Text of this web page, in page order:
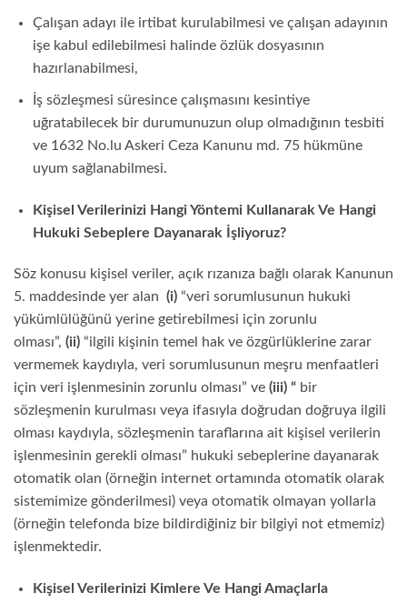
Çalışan adayı ile irtibat kurulabilmesi ve çalışan adayının
işe kabul edilebilmesi halinde özlük dosyasının
hazırlanabilmesi,
İş sözleşmesi süresince çalışmasını kesintiye
uğratabilecek bir durumunuzun olup olmadığının tesbiti
ve 1632 No.lu Askeri Ceza Kanunu md. 75 hükmüne
uyum sağlanabilmesi.
Kişisel Verilerinizi Hangi Yöntemi Kullanarak Ve Hangi
Hukuki Sebeplere Dayanarak İşliyoruz?
Söz konusu kişisel veriler, açık rızanıza bağlı olarak Kanunun
5. maddesinde yer alan (i) “veri sorumlusunun hukuki
yükümlülüğünü yerine getirebilmesi için zorunlu
olması”, (ii) “ilgili kişinin temel hak ve özgürlüklerine zarar
vermemek kaydıyla, veri sorumlusunun meşru menfaatleri
için veri işlenmesinin zorunlu olması” ve (iii) “ bir
sözleşmenin kurulması veya ifasıyla doğrudan doğruya ilgili
olması kaydıyla, sözleşmenin taraflarına ait kişisel verilerin
işlenmesinin gerekli olması” hukuki sebeplerine dayanarak
otomatik olan (örneğin internet ortamında otomatik olarak
sistemimize gönderilmesi) veya otomatik olmayan yollarla
(örneğin telefonda bize bildirdiğiniz bir bilgiyi not etmemiz)
işlenmektedir.
Kişisel Verilerinizi Kimlere Ve Hangi Amaçlarla